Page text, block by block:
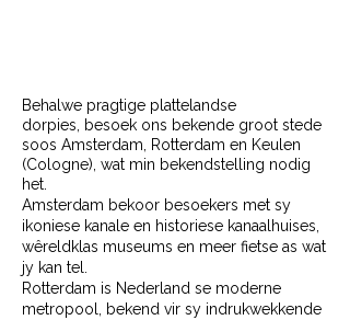
Behalwe pragtige plattelandse
dorpies,
besoek ons bekende groot stede
soos Amsterdam, Rotterdam en Keulen
(Cologne), wat min bekendstelling nodig
het.
Amsterdam bekoor besoekers met sy
ikoniese kanale en historiese kanaalhuises,
wêreldklas museums en meer fietse as wat
jy kan tel.
Rotterdam is Nederland se moderne
metropool, bekend vir sy indrukwekkende